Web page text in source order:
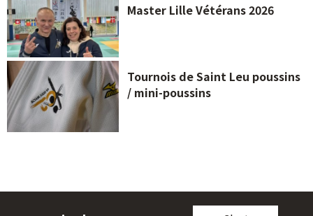
Master Lille Vétérans 2026
Tournois de Saint Leu poussins
/ mini-poussins